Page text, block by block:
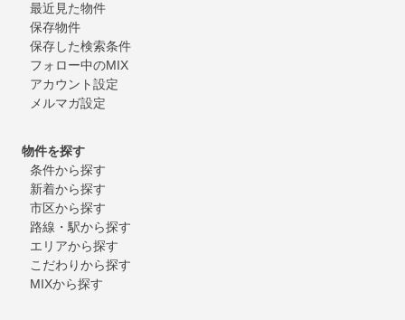
最近見た物件
保存物件
保存した検索条件
フォロー中のMIX
アカウント設定
メルマガ設定
物件を探す
条件から探す
新着から探す
市区から探す
路線・駅から探す
エリアから探す
こだわりから探す
MIXから探す